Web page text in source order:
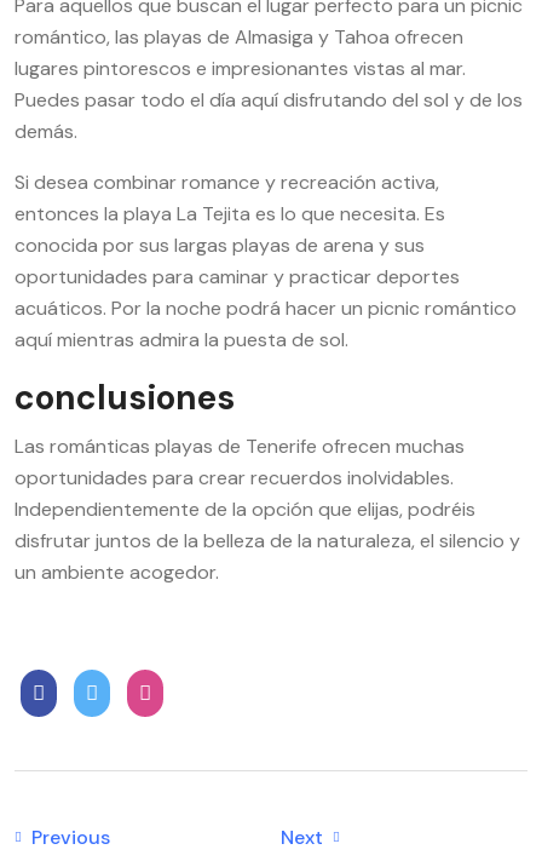
Para aquellos que buscan el lugar perfecto para un picnic
romántico, las playas de Almasiga y Tahoa ofrecen
lugares pintorescos e impresionantes vistas al mar.
Puedes pasar todo el día aquí disfrutando del sol y de los
demás.
Si desea combinar romance y recreación activa,
entonces la playa La Tejita es lo que necesita. Es
conocida por sus largas playas de arena y sus
oportunidades para caminar y practicar deportes
acuáticos. Por la noche podrá hacer un picnic romántico
aquí mientras admira la puesta de sol.
conclusiones
Las románticas playas de Tenerife ofrecen muchas
oportunidades para crear recuerdos inolvidables.
Independientemente de la opción que elijas, podréis
disfrutar juntos de la belleza de la naturaleza, el silencio y
un ambiente acogedor.
Previous Next